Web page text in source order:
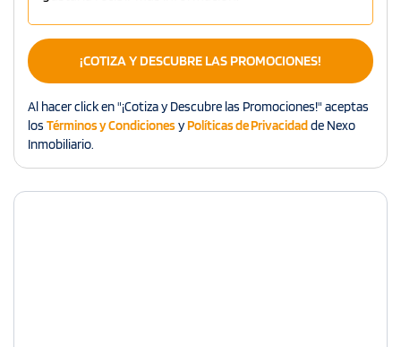
¡COTIZA Y DESCUBRE LAS PROMOCIONES!
Al hacer click en "¡Cotiza y Descubre las Promociones!" aceptas
los Términos y CondicionesyPolíticas de Privacidadde Nexo
Inmobiliario.